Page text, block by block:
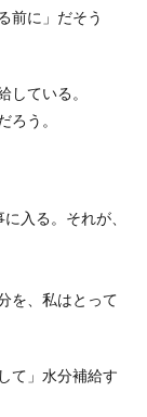
前に」だそう
している。
ろう。
入る。それが、
を、私はとって
て」水分補給す